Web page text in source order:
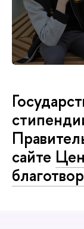
сайте